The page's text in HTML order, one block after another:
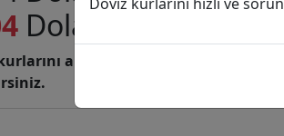
Dolar
anlık, canlı, basit bir şekilde